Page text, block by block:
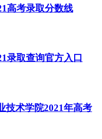
高考录取分数线
录取查询官方入口
技术学院2021年高考